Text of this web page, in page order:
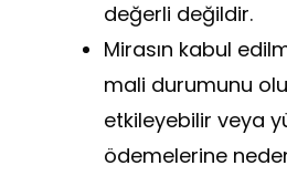
değerli değildir.
Mirasın kabul
mali durumunu
etkileyebilir veya
ödemelerine